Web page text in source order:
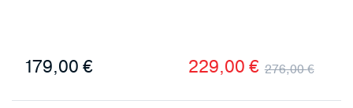
179,00 € 276,00€
229,00 €